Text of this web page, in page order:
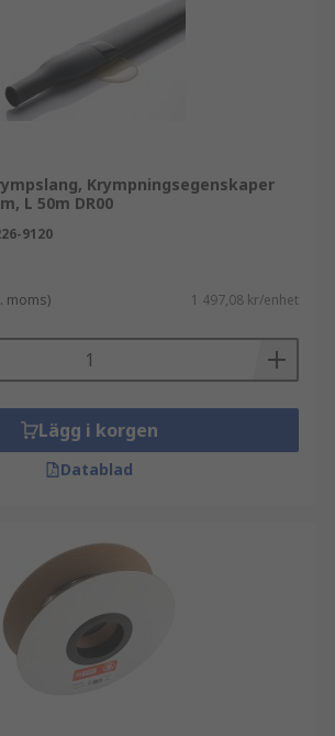
Krympningsegenskaper
L 50m DR00
9120
moms) 1 497,08 kr/enhet
Lägg i korgen
Datablad